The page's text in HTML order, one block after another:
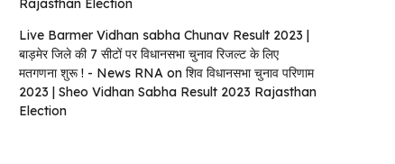
Rajasthan Election
Live Barmer Vidhan sabha Chunav Result 2023 |
बाड़मेर जिले की 7 सीटों पर विधानसभा चुनाव रिजल्ट के लिए
मतगणना शुरू ! - News RNA on शिव विधानसभा चुनाव परिणाम
2023 | Sheo Vidhan Sabha Result 2023 Rajasthan
Election